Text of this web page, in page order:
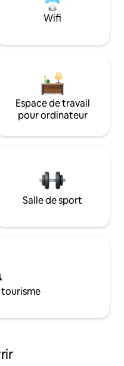
Wifi
Espace de travail
pour ordinateur
Salle de sport
tourisme